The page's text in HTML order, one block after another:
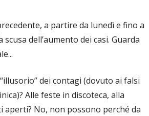
a partire da lunedì e fino a
dell’aumento dei casi. Guarda
dei contagi (dovuto ai falsi
Alle feste in discoteca, alla
No, non possono perché da